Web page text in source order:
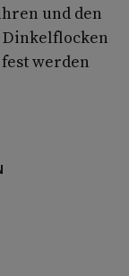
und den
werden